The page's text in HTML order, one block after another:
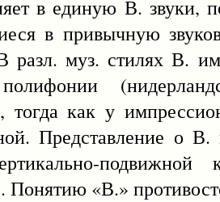
в единую В. звуки,
в привычную
разл. муз. стилях В.
полифонии
тогда как у
Представление о
Понятию «В.»